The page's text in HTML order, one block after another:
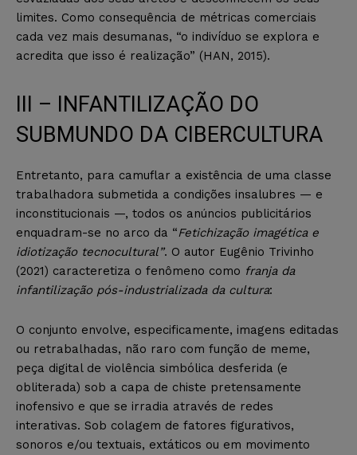
limites. Como consequência de métricas comerciais
cada vez mais desumanas, “o indivíduo se explora e
acredita que isso é realização” (HAN, 2015).
III – INFANTILIZAÇÃO DO
SUBMUNDO DA CIBERCULTURA
Entretanto, para camuflar a existência de uma classe
trabalhadora submetida a condições insalubres — e
inconstitucionais —, todos os anúncios publicitários
enquadram-se no arco da “Fetichização imagética e
idiotização tecnocultural”. O autor Eugênio Trivinho
(2021) caracteretiza o fenômeno como franja da
infantilização pós-industrializada da cultura:
O conjunto envolve, especificamente, imagens editadas
ou retrabalhadas, não raro com função de meme,
peça digital de violência simbólica desferida (e
obliterada) sob a capa de chiste pretensamente
inofensivo e que se irradia através de redes
interativas. Sob colagem de fatores figurativos,
sonoros e/ou textuais, extáticos ou em movimento